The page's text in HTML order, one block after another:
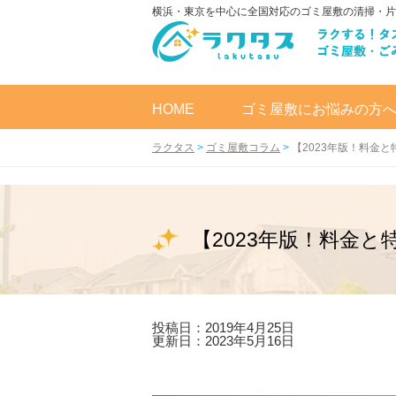
横浜・東京を中心に全国対応のゴミ屋敷の清掃・
HOME ゴミ屋敷にお悩みの方へ
ラクタス > ゴミ屋敷コラム > 【2023年版！料金
【2023年版！料金
投稿日：2019年4月25日
更新日：2023年5月16日